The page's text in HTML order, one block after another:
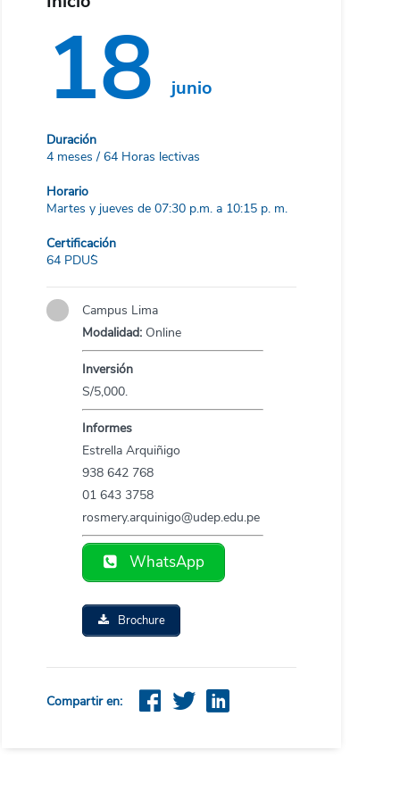
18 junio
Duración
4 meses / 64 Horas lectivas
Horario
Martes y jueves de 07:30 p.m. a 10:15 p. m.
Certificación
64 PDU´S
Campus Lima
Modalidad: Online
Inversión
S/5,000.
Informes
Estrella Arquiñigo
938 642 768
01 643 3758
rosmery.arquinigo@udep.edu.pe
WhatsApp
Brochure
Compartir en: